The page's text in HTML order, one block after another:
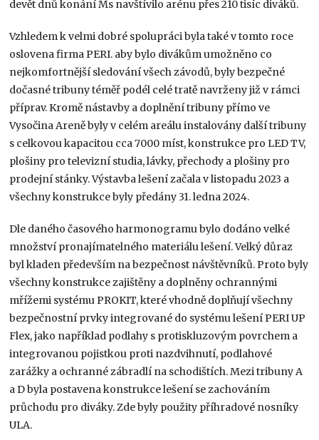
devět dnů konání Ms navštívilo arénu přes 210 tisíc diváků.
Vzhledem k velmi dobré spolupráci byla také v tomto roce
oslovena firma PERI. aby bylo divákům umožněno co
nejkomfortnější sledování všech závodů, byly bezpečné
dočasné tribuny téměř podél celé tratě navrženy již v rámci
příprav. Kromě nástavby a doplnění tribuny přímo ve
Vysočina Areně byly v celém areálu instalovány další tribuny
s celkovou kapacitou cca 7000 míst, konstrukce pro LED TV,
plošiny pro televizní studia, lávky, přechody a plošiny pro
prodejní stánky. Výstavba lešení začala v listopadu 2023 a
všechny konstrukce byly předány 31. ledna 2024.
Dle daného časového harmonogramu bylo dodáno velké
množství pronajímatelného materiálu lešení. Velký důraz
byl kladen především na bezpečnost návštěvníků. Proto byly
všechny konstrukce zajištěny a doplněny ochrannými
mřížemi systému PROKIT, které vhodně doplňují všechny
bezpečnostní prvky integrované do systému lešení PERI UP
Flex, jako například podlahy s protiskluzovým povrchem a
integrovanou pojistkou proti nazdvihnutí, podlahové
zarážky a ochranné zábradlí na schodištích. Mezi tribuny A
a D byla postavena konstrukce lešení se zachováním
průchodu pro diváky. Zde byly použity příhradové nosníky
ULA.